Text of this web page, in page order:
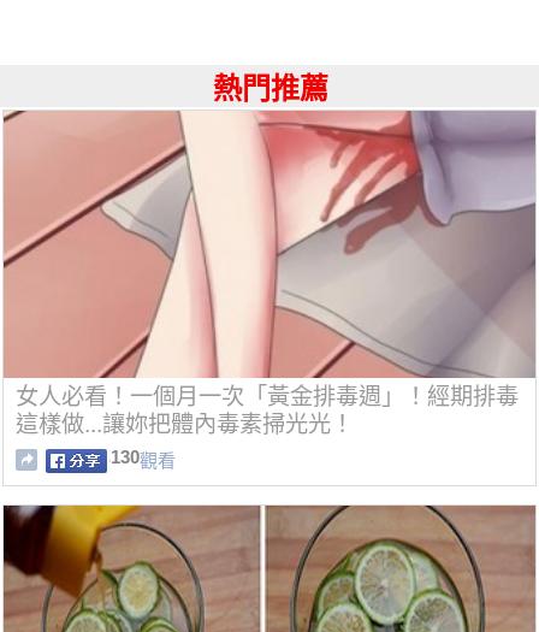
熱門推薦
女人必看！一個月一次「黃金排毒週」！經期排毒
這樣做...讓妳把體內毒素掃光光！
130觀看